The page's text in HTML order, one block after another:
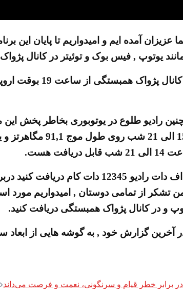
عزیزان آمده ایم و امیدواریم تا پایان
یوتوپ , فیس بوک و توئیتر در کانال
همچنین این برنامه در
رادیو طلوع در یوتوبوری بخاطر پخش
از سلامتی آرزو داریم.
هست.
این برنامه را می تونید از طریق شبکه جهانی
از تمامی دوستان , امیدواریم مورد
و در کانال پژواک همبستگی دریافت کنید.
آخرین گزارش خود , به گوشه هایی از ابعاد
برابر خطر قیام و سرنگونی، نعمت و فرصت می‌داند